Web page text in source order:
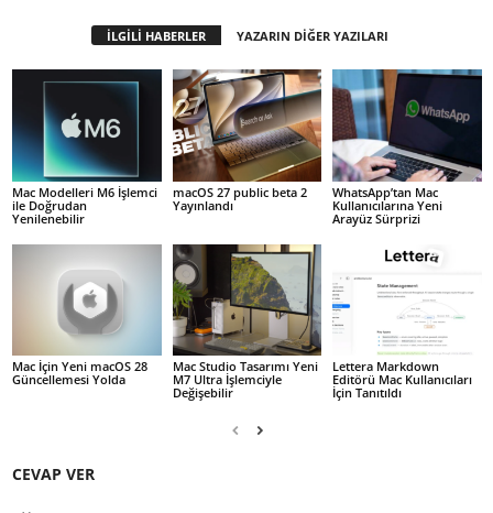
İLGİLİ HABERLER YAZARIN DİĞER YAZILARI
Mac Modelleri M6 İşlemci
ile Doğrudan
Yenilenebilir
macOS 27 public beta 2
Yayınlandı
WhatsApp’tan Mac
Kullanıcılarına Yeni
Arayüz Sürprizi
Mac İçin Yeni macOS 28
Güncellemesi Yolda
Mac Studio Tasarımı Yeni
M7 Ultra İşlemciyle
Değişebilir
Lettera Markdown
Editörü Mac Kullanıcıları
İçin Tanıtıldı
CEVAP VER